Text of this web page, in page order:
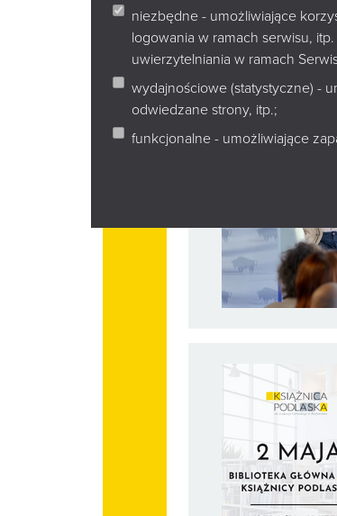
niezbędne - umożliwiające
logowania w ramach serwisu,
uwierzytelniania w ramach
wydajnościowe (statystyczne) -
odwiedzane strony, itp.;
funkcjonalne - umożliwiające